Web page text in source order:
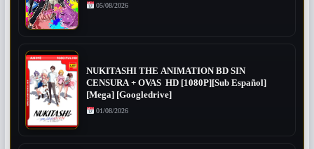
05/08/2026
NUKITASHI THE ANIMATION BD SIN
CENSURA + OVAS HD [1080P][Sub Español]
[Mega] [Googledrive]
01/08/2026